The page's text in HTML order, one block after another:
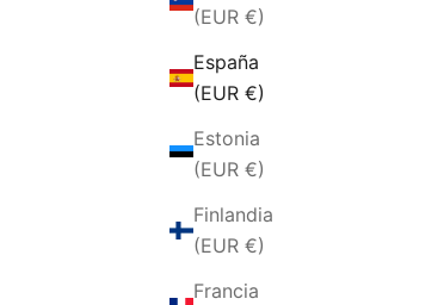
(EUR €)
España
(EUR €)
Estonia
(EUR €)
Finlandia
(EUR €)
Francia